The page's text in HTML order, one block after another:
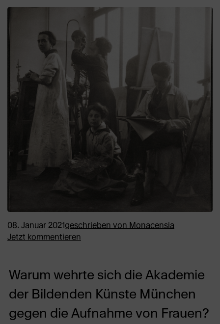
08. Januar 2021geschrieben von Monacensia
Jetzt kommentieren
Warum wehrte sich die Akademie
der Bildenden Künste München
gegen die Aufnahme von Frauen?